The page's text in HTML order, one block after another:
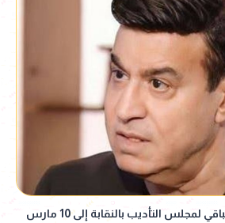
لمجلس التأديب بالنقابة إلى 10 مارس